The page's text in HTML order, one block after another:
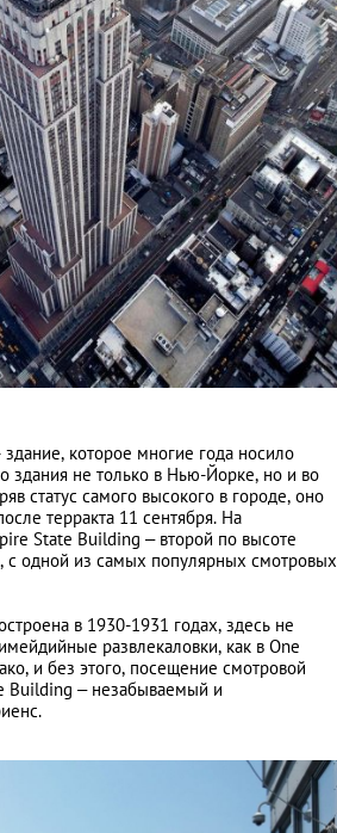
которое многие года носило
здания не только в Нью-Йорке, но и во
статус самого высокого в городе, оно
терракта 11 сентября. На
State Building – второй по высоте
одной из самых популярных смотровых
в 1930-1931 годах, здесь не
развлекаловки, как в One
и без этого, посещение смотровой
Building – незабываемый и